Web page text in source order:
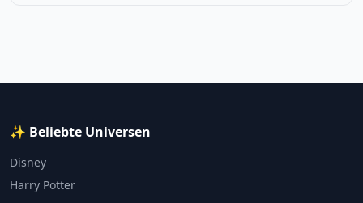
✨ Beliebte Universen
Disney
Harry Potter